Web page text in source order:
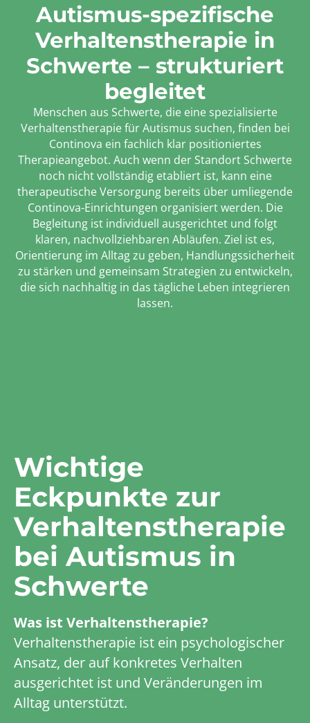
Autismus-spezifische
Verhaltenstherapie in
Schwerte – strukturiert
begleitet
Menschen aus Schwerte, die eine spezialisierte
Verhaltenstherapie für Autismus suchen, finden bei
Continova ein fachlich klar positioniertes
Therapieangebot. Auch wenn der Standort Schwerte
noch nicht vollständig etabliert ist, kann eine
therapeutische Versorgung bereits über umliegende
Continova-Einrichtungen organisiert werden. Die
Begleitung ist individuell ausgerichtet und folgt
klaren, nachvollziehbaren Abläufen. Ziel ist es,
Orientierung im Alltag zu geben, Handlungssicherheit
zu stärken und gemeinsam Strategien zu entwickeln,
die sich nachhaltig in das tägliche Leben integrieren
lassen.
Wichtige
Eckpunkte zur
Verhaltenstherapie
bei Autismus in
Schwerte
Was ist Verhaltenstherapie?
Verhaltenstherapie ist ein psychologischer
Ansatz, der auf konkretes Verhalten
ausgerichtet ist und Veränderungen im
Alltag unterstützt.